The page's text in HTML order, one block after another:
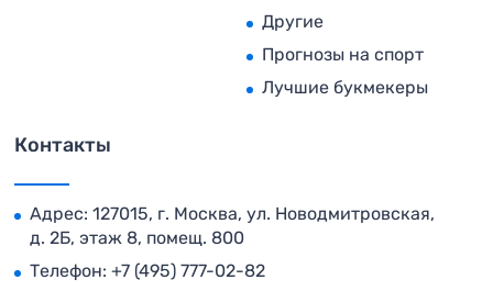
Другие
Прогнозы на спорт
Лучшие букмекеры
Контакты
Адрес: 127015, г. Москва, ул. Новодмитровская,
д. 2Б, этаж 8, помещ. 800
Телефон: +7 (495) 777-02-82